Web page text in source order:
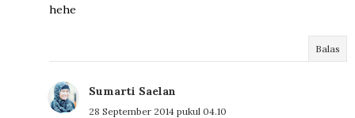
hehe
Balas
Sumarti Saelan
28 September 2014 pukul 04.10